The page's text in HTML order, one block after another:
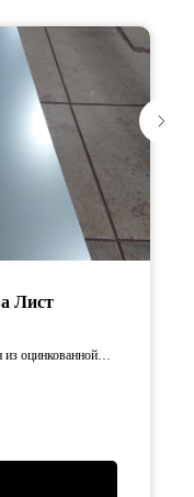
Лист
из оцинкованной